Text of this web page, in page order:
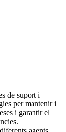
de suport i
per mantenir i
i garantir el
agents